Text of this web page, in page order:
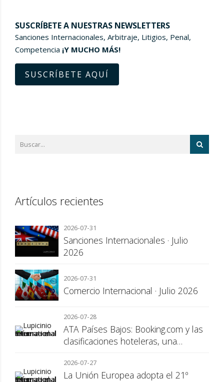
SUSCRÍBETE A NUESTRAS NEWSLETTERS
Sanciones Internacionales, Arbitraje, Litigios, Penal,
Competencia ¡Y MUCHO MÁS!
SUSCRÍBETE AQUÍ
Artículos recientes
2026-07-31
Sanciones Internacionales · Julio
2026
2026-07-31
Comercio Internacional · Julio 2026
2026-07-28
ATA Países Bajos: Booking.com y las
clasificaciones hoteleras, una
consumidor
2026-07-27
La Unión Europea adopta el 21º